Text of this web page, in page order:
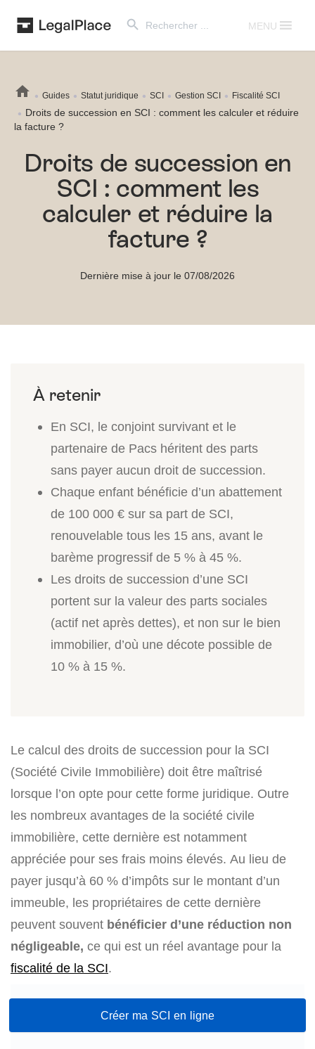
for:
MENU
Guides Statut juridique SCI Gestion SCI Fiscalité SCI
Droits de succession en SCI : comment les calculer et réduire
la facture ?
Droits de succession en
SCI : comment les
calculer et réduire la
facture ?
Dernière mise à jour le 07/08/2026
En SCI, le conjoint survivant et le
partenaire de Pacs héritent des parts
sans payer aucun droit de succession.
Chaque enfant bénéficie d’un abattement
de 100 000 € sur sa part de SCI,
renouvelable tous les 15 ans, avant le
barème progressif de 5 % à 45 %.
Les droits de succession d’une SCI
portent sur la valeur des parts sociales
(actif net après dettes), et non sur le bien
immobilier, d’où une décote possible de
10 % à 15 %.
Le calcul des droits de succession pour la SCI
(Société Civile Immobilière) doit être maîtrisé
lorsque l’on opte pour cette forme juridique. Outre
les nombreux avantages de la société civile
immobilière, cette dernière est notamment
appréciée pour ses frais moins élevés. Au lieu de
payer jusqu’à 60 % d’impôts sur le montant d’un
immeuble, les propriétaires de cette dernière
peuvent souvent bénéficier d’une réduction non
négligeable, ce qui est un réel avantage pour la
fiscalité de la SCI.
Créer ma SCI en ligne